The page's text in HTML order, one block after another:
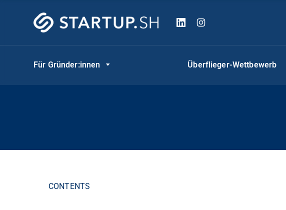
Für Gründer:innen Überflieger-Wettbewerb
CONTENTS